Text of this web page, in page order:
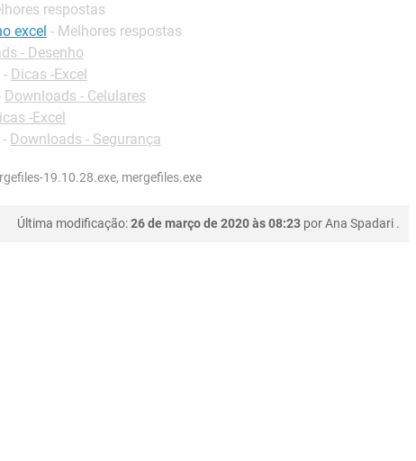
respostas
excel - Melhores respostas
- Desenho
- Dicas -Excel
Downloads - Celulares
-Excel
- Downloads - Segurança
19.10.28.exe, mergefiles.exe
Última modificação:26 de março de 2020 às 08:23 porAna Spadari .